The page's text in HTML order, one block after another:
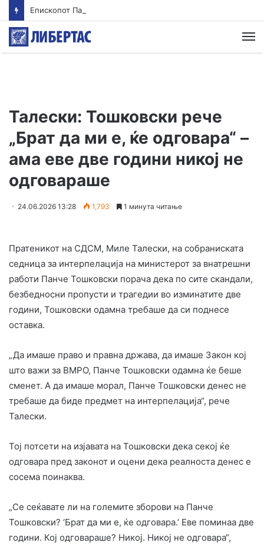
Талески: Тошковски рече
„Брат да ми е, ќе одговара“ –
ама еве две години никој не
одговараше
24.06.2026 13:28 1,793 1 минута читање
Пратеникот на СДСМ, Миле Талески, на собраниската
седница за интерпелација на министерот за внатрешни
работи Панче Тошковски порача дека по сите скандали,
безбедносни пропусти и трагедии во изминатите две
години, Тошковски одамна требаше да си поднесе
оставка.
„Да имаше право и правна држава, да имаше Закон кој
што важи за ВМРО, Панче Тошковски одамна ќе беше
сменет. А да имаше морал, Панче Тошковски денес не
требаше да биде предмет на интерпелација“, рече
Талески.
Тој потсети на изјавата на Тошковски дека секој ќе
одговара пред законот и оцени дека реалноста денес е
сосема поинаква.
„Се сеќавате ли на големите зборови на Панче
Тошковски? ‘Брат да ми е, ќе одговара.’ Еве поминаа две
години. Кој одговараше? Никој. Никој не одговара“,